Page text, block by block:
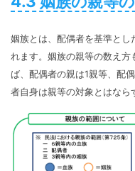
姻族とは、配偶者を基準とし
れます。姻族の親等の数え方
ば、配偶者の親は1親等、配
者自身は親等の対象とはなら